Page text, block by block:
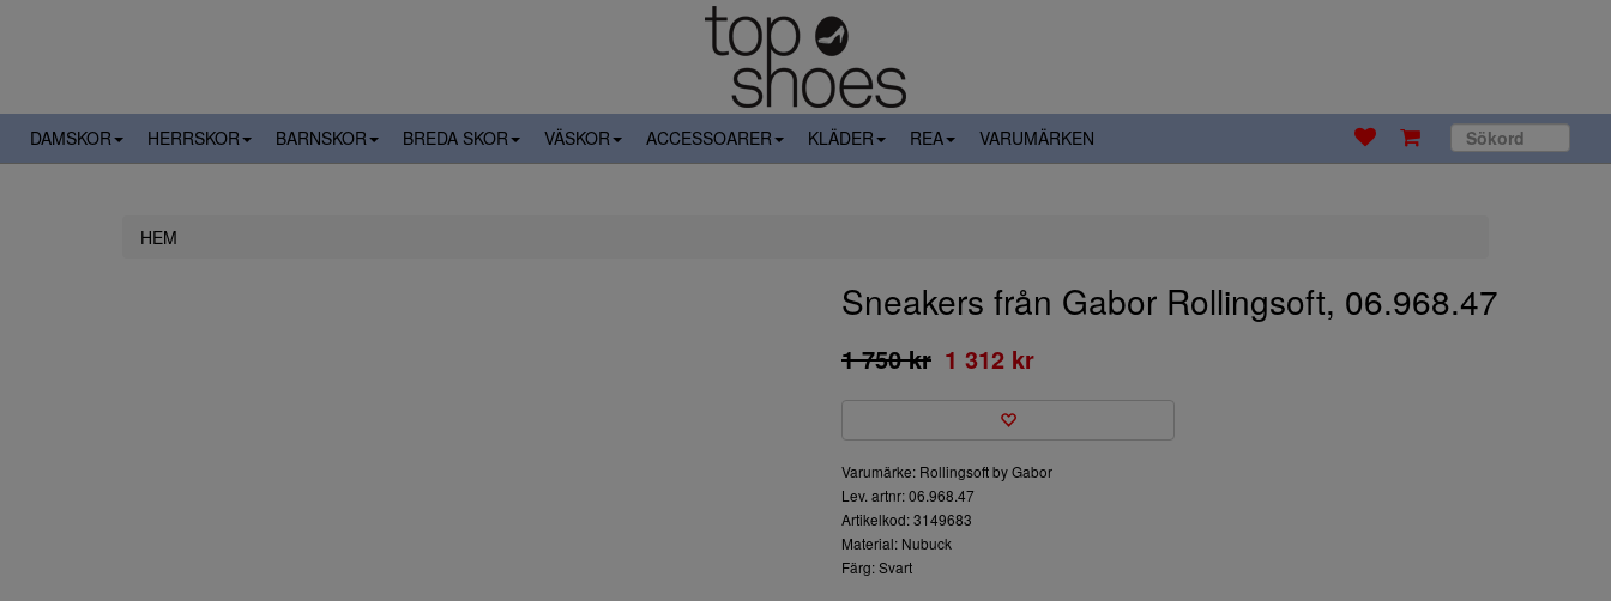
DAMSKOR HERRSKOR BARNSKOR BREDA SKOR VÄSKOR ACCESSOARER KLÄDER REA VARUMÄRKEN
HEM
Sneakers från Gabor Rollingsoft, 06.968.47
1 750 kr 1 312 kr
Varumärke: Rollingsoft by Gabor
Lev. artnr: 06.968.47
Artikelkod: 3149683
Material: Nubuck
Färg: Svart